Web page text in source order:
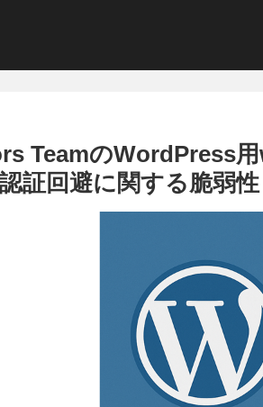
TeamのWordPress
証回避に関する脆弱性